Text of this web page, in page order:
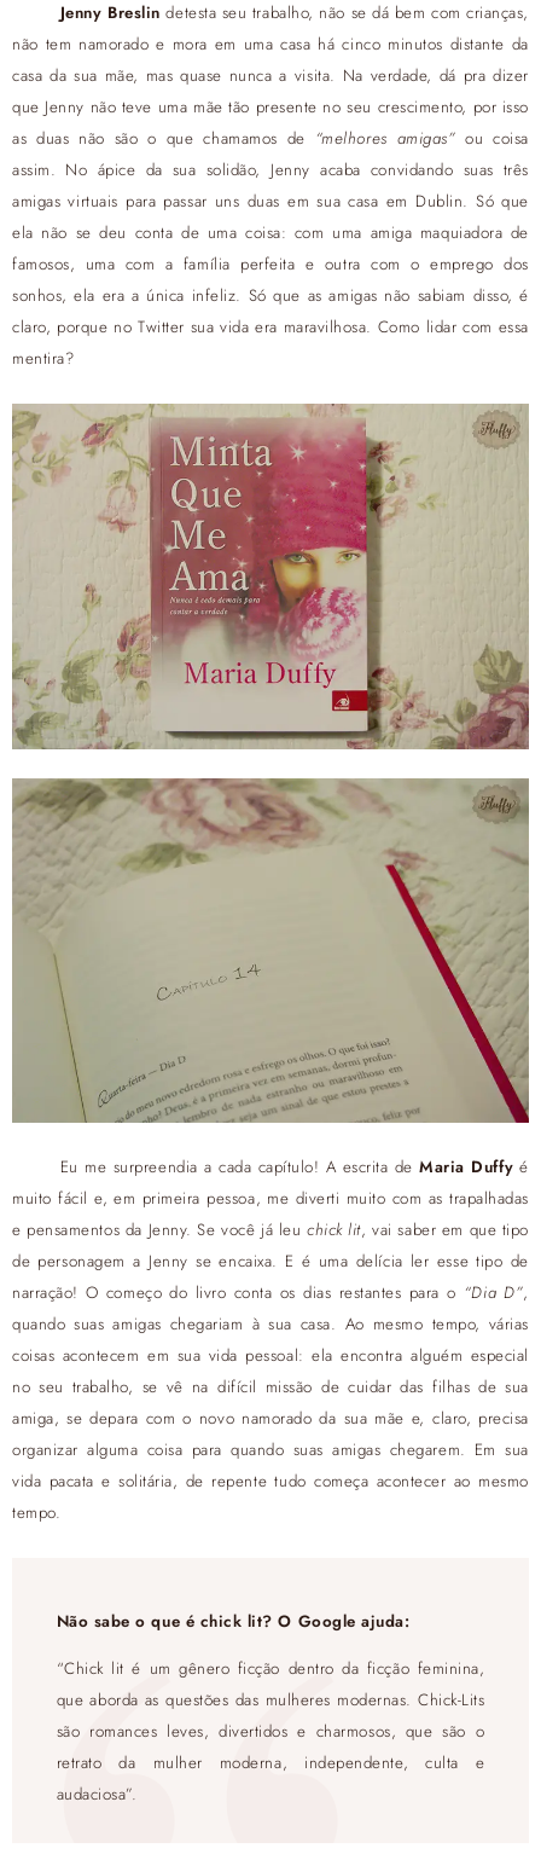
Jenny Breslin detesta seu trabalho, não se dá bem com crianças,
não tem namorado e mora em uma casa há cinco minutos distante da
casa da sua mãe, mas quase nunca a visita. Na verdade, dá pra dizer
que Jenny não teve uma mãe tão presente no seu crescimento, por isso
as duas não são o que chamamos de “melhores amigas” ou coisa
assim. No ápice da sua solidão, Jenny acaba convidando suas três
amigas virtuais para passar uns duas em sua casa em Dublin. Só que
ela não se deu conta de uma coisa: com uma amiga maquiadora de
famosos, uma com a família perfeita e outra com o emprego dos
sonhos, ela era a única infeliz. Só que as amigas não sabiam disso, é
claro, porque no Twitter sua vida era maravilhosa. Como lidar com essa
mentira?
Eu me surpreendia a cada capítulo! A escrita deMaria Duffy é
muito fácil e, em primeira pessoa, me diverti muito com as trapalhadas
e pensamentos da Jenny. Se você já leuchick lit, vai saber em que tipo
de personagem a Jenny se encaixa. E é uma delícia ler esse tipo de
narração! O começo do livro conta os dias restantes para o “Dia D”,
quando suas amigas chegariam à sua casa. Ao mesmo tempo, várias
coisas acontecem em sua vida pessoal: ela encontra alguém especial
no seu trabalho, se vê na difícil missão de cuidar das filhas de sua
amiga, se depara com o novo namorado da sua mãe e, claro, precisa
organizar alguma coisa para quando suas amigas chegarem. Em sua
vida pacata e solitária, de repente tudo começa acontecer ao mesmo
tempo.
Não sabe o que é chick lit? O Google ajuda:
“Chick lit é um gênero ficção dentro da ficção feminina,
que aborda as questões das mulheres modernas. Chick-Lits
são romances leves, divertidos e charmosos, que são o
retrato da mulher moderna, independente, culta e
audaciosa”.